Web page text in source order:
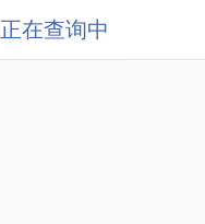
正在查询中